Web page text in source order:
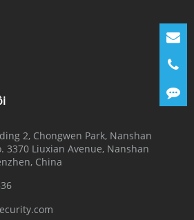
2, Chongwen Park, Nanshan
3370 Liuxian Avenue, Nanshan
China